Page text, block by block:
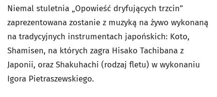
Niemal stuletnia „Opowieść dryfujących trzcin”
zaprezentowana zostanie z muzyką na żywo wykonaną
na tradycyjnych instrumentach japońskich: Koto,
Shamisen, na których zagra Hisako Tachibana z
Japonii, oraz Shakuhachi (rodzaj fletu) w wykonaniu
Igora Pietraszewskiego.